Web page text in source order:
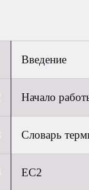
Введение
Начало
Словарь
EC2